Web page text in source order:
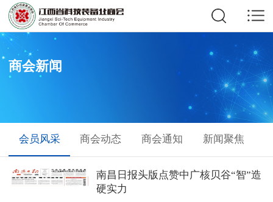
商会新闻
会员风采 商会动态 商会通知 新闻聚焦
南昌日报头版点赞中广核贝谷“智”造
硬实力